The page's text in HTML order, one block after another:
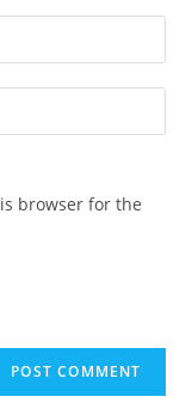
browser for the